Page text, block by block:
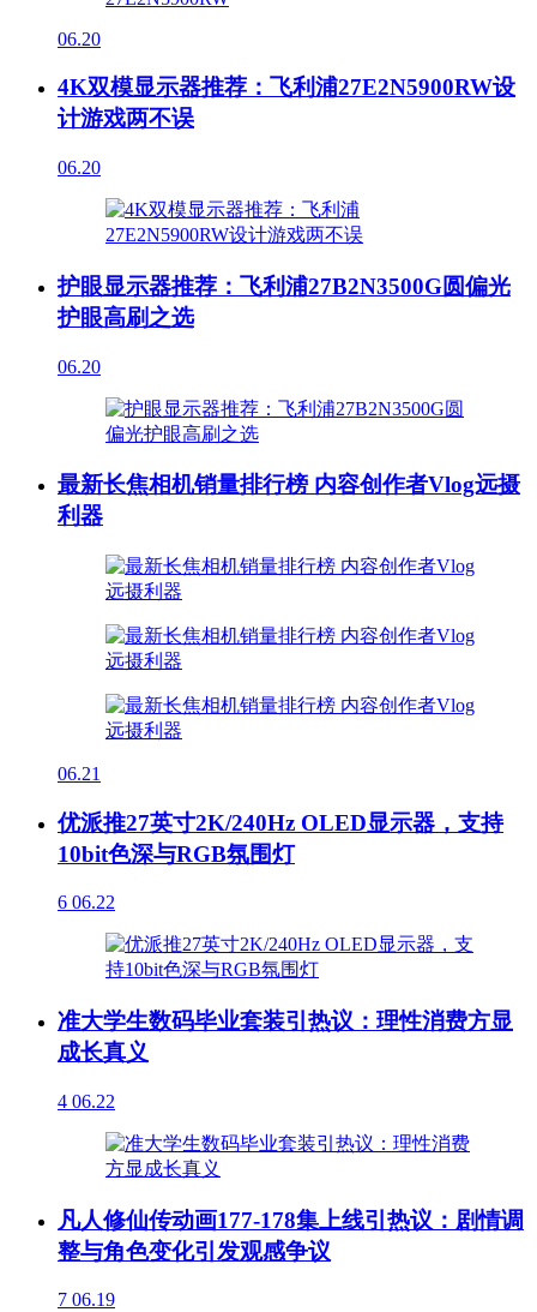
06.20
4K双模显示器推荐：飞利浦27E2N5900RW设
计游戏两不误
06.20
护眼显示器推荐：飞利浦27B2N3500G圆偏光
护眼高刷之选
06.20
最新长焦相机销量排行榜 内容创作者Vlog远摄
利器
06.21
优派推27英寸2K/240Hz OLED显示器，支持
10bit色深与RGB氛围灯
6 06.22
准大学生数码毕业套装引热议：理性消费方显
成长真义
4 06.22
凡人修仙传动画177-178集上线引热议：剧情调
整与角色变化引发观感争议
7 06.19